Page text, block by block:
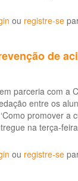
ou registre-se
de
parceria com a
entre os
promover a
na terça-
ou registre-se